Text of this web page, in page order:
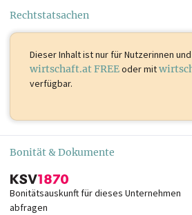
Rechtstatsachen
Dieser Inhalt istnur für Nutzerinnen
wirtschaft.at FREEoder mit
verfügbar.
Bonität & Dokumente
Bonitätsauskunft für dieses Unternehmen
abfragen